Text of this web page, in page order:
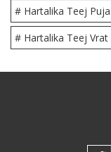
# Hartalika Teej Puja
# Hartalika Teej Vrat